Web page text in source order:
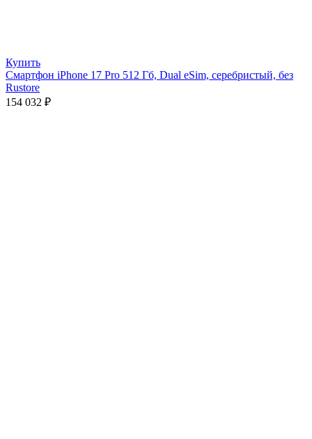
Купить
Смартфон iPhone 17 Pro 512 Гб, Dual eSim, серебристый, без
Rustore
154 032 ₽